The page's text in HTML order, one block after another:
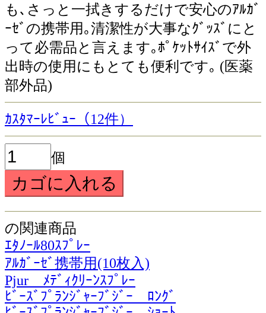
も､さっと一拭きするだけで安心のｱﾙｶﾞ
ｰｾﾞの携帯用｡清潔性が大事なｸﾞｯｽﾞにと
って必需品と言えます｡ﾎﾟｹｯﾄｻｲｽﾞで外
出時の使用にもとても便利です｡ (医薬
部外品)
ｶｽﾀﾏｰﾚﾋﾞｭｰ（12件）
個
の関連商品
ｴﾀﾉｰﾙ80ｽﾌﾟﾚｰ
ｱﾙｶﾞｰｾﾞ携帯用(10枚入)
Pjur ﾒﾃﾞｨｸﾘｰﾝｽﾌﾟﾚｰ
ﾋﾞｰｽﾞﾌﾟﾗﾝｼﾞｬｰﾌﾞｼﾞｰ ﾛﾝｸﾞ